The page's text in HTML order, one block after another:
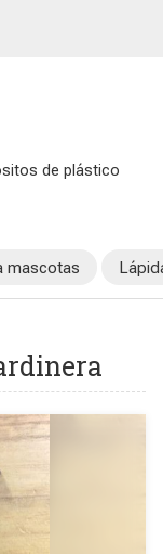
de plástico
mascotas